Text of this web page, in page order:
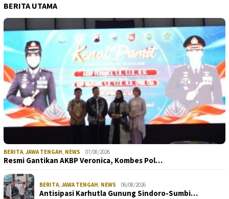
BERITA UTAMA
BERITA, JAWA TENGAH, NEWS 07/08/2026
Resmi Gantikan AKBP Veronica, Kombes Pol…
BERITA, JAWA TENGAH, NEWS 06/08/2026
Antisipasi Karhutla Gunung Sindoro-Sumbi…